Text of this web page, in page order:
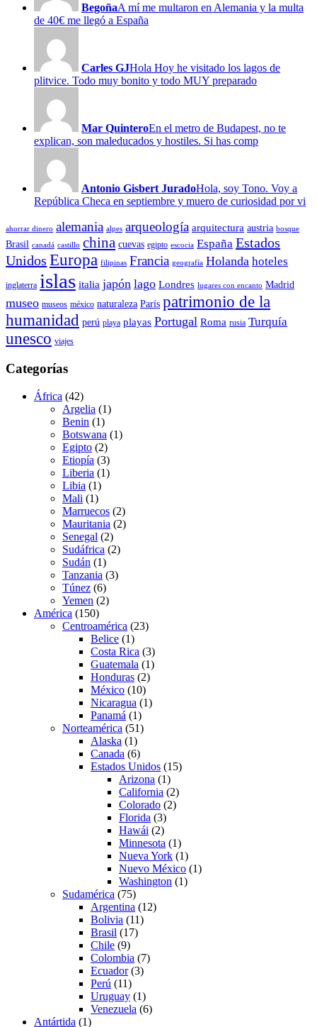
BegoñaA mí me multaron en Alemania y la multa
de 40€ me llegó a España
Carles GJHola Hoy he visitado los lagos de
plitvice. Todo muy bonito y todo MUY preparado
Mar QuinteroEn el metro de Budapest, no te
explican, son maleducados y hostiles. Si has comp
Antonio Gisbert JuradoHola, soy Tono. Voy a
República Checa en septiembre y muero de curiosidad por vi
ahorrar dinero alemania alpes arqueología arquitectura austria bosque
Brasil canadá castillo china cuevas egipto escocia España Estados
Unidos Europa filipinas Francia geografía Holanda hoteles
inglaterra islas italia japón lago Londres lugares con encanto Madrid
museo museos méxico naturaleza París patrimonio de la
humanidad perú playa playas Portugal Roma rusia Turquía
unesco viajes
Categorías
África (42)
Argelia (1)
Benin (1)
Botswana (1)
Egipto (2)
Etiopía (3)
Liberia (1)
Libia (1)
Mali (1)
Marruecos (2)
Mauritania (2)
Senegal (2)
Sudáfrica (2)
Sudán (1)
Tanzania (3)
Túnez (6)
Yemen (2)
América (150)
Centroamérica (23)
Belice (1)
Costa Rica (3)
Guatemala (1)
Honduras (2)
México (10)
Nicaragua (1)
Panamá (1)
Norteamérica (51)
Alaska (1)
Canada (6)
Estados Unidos (15)
Arizona (1)
California (2)
Colorado (2)
Florida (3)
Hawái (2)
Minnesota (1)
Nueva York (1)
Nuevo México (1)
Washington (1)
Sudamérica (75)
Argentina (12)
Bolivia (11)
Brasil (17)
Chile (9)
Colombia (7)
Ecuador(3)
Perú (11)
Uruguay (1)
Venezuela (6)
Antártida (1)